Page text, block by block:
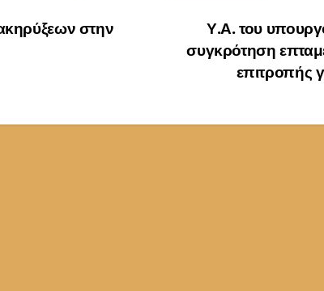
Υ.Α. του
συγκρότηση
επιτροπής
στην